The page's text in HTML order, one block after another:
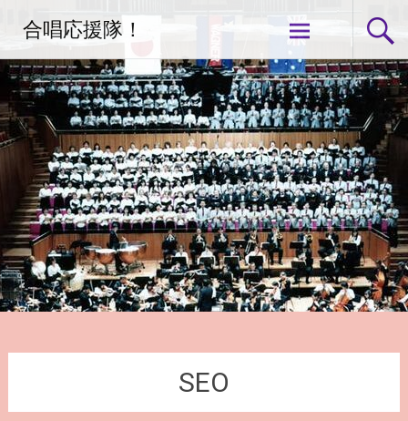
ン
ツ
へ
ス
合唱応援隊！
SEO